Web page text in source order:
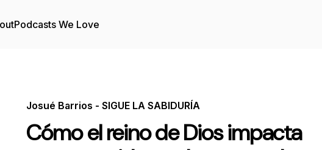
Podcasts We Love
Josué Barrios - SIGUE LA SABIDURÍA
Cómo el reino de Dios impacta